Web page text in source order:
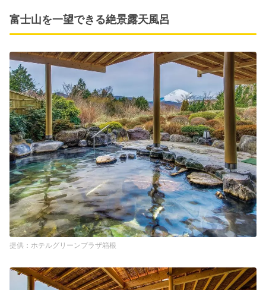
富士山を一望できる絶景露天風呂
ホテルグリーンプラザ箱根